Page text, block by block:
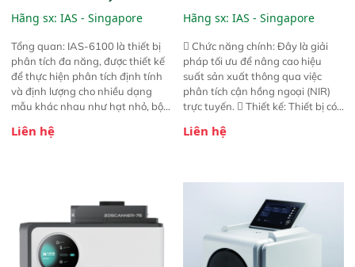
6100
Hãng sx: IAS - Singapore
Tổng quan: IAS-6100 là thiết bị
phân tích đa năng, được thiết kế
để thực hiện phân tích định tính
và định lượng cho nhiều dạng
mẫu khác nhau như hạt nhỏ, bột,
này cho phép bất kỳ ai cũng có
thức ăn chăn nuôi, nguyên liệu
thực phẩm, nông sản,..
Liên hệ
NIR
Hãng sx: IAS - Singapore
 Chức năng chính: Đây là giải
pháp tối ưu để nâng cao hiệu
suất sản xuất thông qua việc
phân tích cận hồng ngoại (NIR)
trực tuyến.  Thiết kế: Thiết bị có
hỗ trợ tản nhiệt tăng cường và đã
năng theo dõi thông số theo thời
gian thực và trực quan hóa dữ
liệu để tăng chỉ số ROI cho doanh
Liên hệ